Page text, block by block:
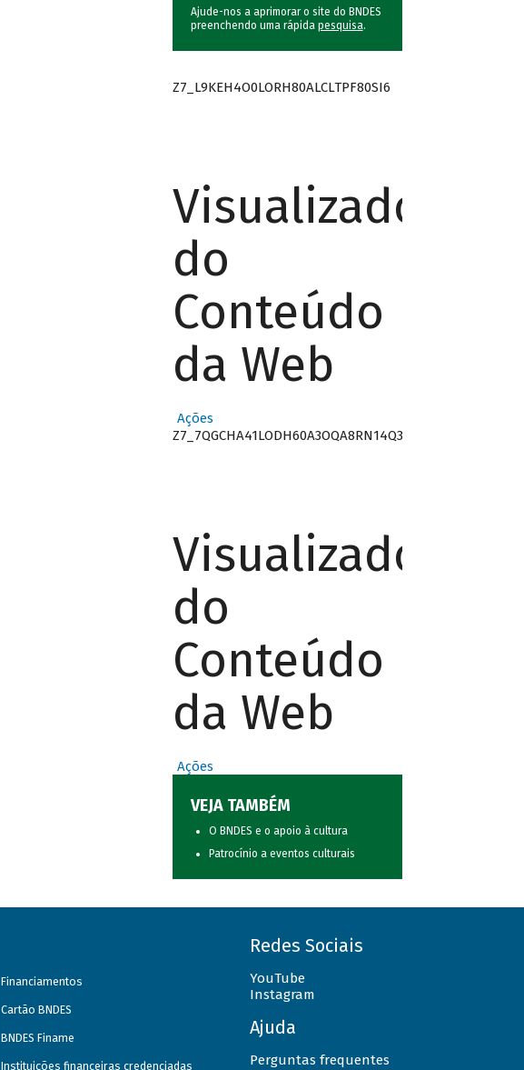
Ajude-nos a aprimorar o site do BNDES
preenchendo uma rápida pesquisa.
Z7_L9KEH4O0LORH80ALCLTPF80SI6
Visualizador
do
Conteúdo
da Web
Ações
Z7_7QGCHA41LODH60A3OQA8RN14Q3
Visualizador
do
Conteúdo
da Web
Ações
VEJA TAMBÉM
O BNDES e o apoio à cultura
Patrocínio a eventos culturais
Financiamentos
Cartão BNDES
BNDES Finame
Instituições financeiras credenciadas
Redes Sociais
YouTube
Instagram
Ajuda
Perguntas frequentes